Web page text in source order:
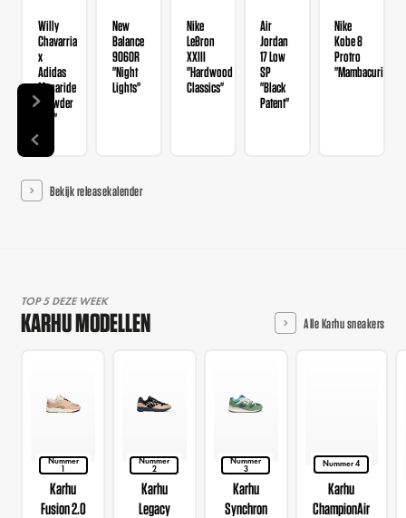
Willy
Chavarria
x
Adidas
Megaride
"Powder
Red"
New
Balance
9060R
"Night
Lights"
Nike
LeBron
XXIII
"Hardwood
Classics"
Air
Jordan
17 Low
SP
"Black
Patent"
Nike
Kobe 8
Protro
"Mambacurial"
Bekijk releasekalender
TOP 5 DEZE WEEK
KARHU MODELLEN Alle Karhu sneakers
Nummer
1
Karhu
Fusion 2.0
Nummer
2
Karhu
Legacy
Nummer
3
Karhu
Synchron
Nummer 4
Karhu
ChampionAir